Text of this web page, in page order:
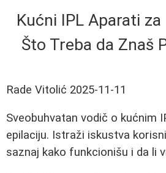
Kućni IPL Aparati za
Što Treba da Znaš
Rade Vitolić 2025-11-11
Sveobuhvatan vodič o kućnim
epilaciju. Istraži iskustva
saznaj kako funkcionišu i da li